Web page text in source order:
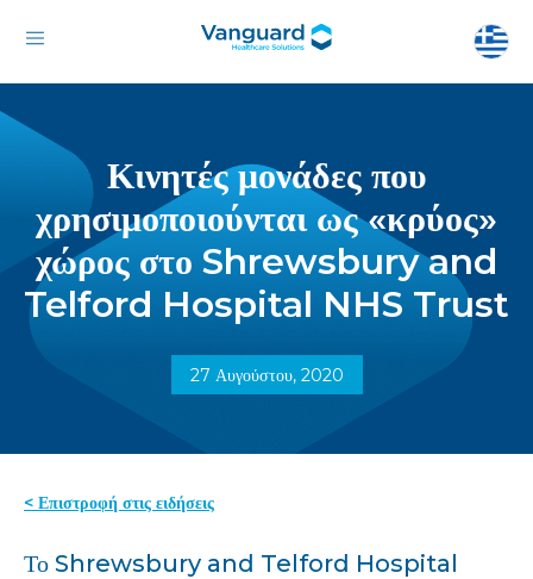
Κινητές μονάδες που
χρησιμοποιούνται ως «κρύος»
χώρος στο Shrewsbury and
Telford Hospital NHS Trust
27 Αυγούστου, 2020
< Επιστροφή στις ειδήσεις
Το Shrewsbury and Telford Hospital